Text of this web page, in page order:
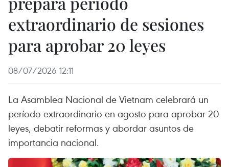
extraordinario de sesiones
para aprobar 20 leyes
08/07/2026 12:11
La Asamblea Nacional de Vietnam celebrará un
período extraordinario en agosto para aprobar 20
leyes, debatir reformas y abordar asuntos de
importancia nacional.